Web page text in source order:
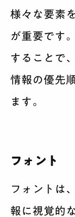
様々な要素
が重要です
することで
情報の優先
ます。
フォント
フォントは
報に視覚的